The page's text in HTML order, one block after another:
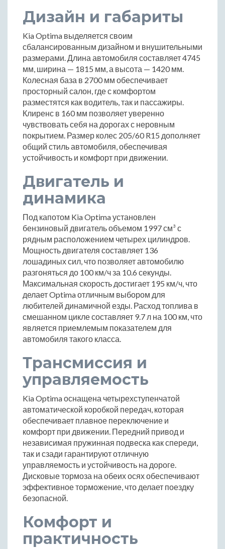
Дизайн и габариты
Kia Optima выделяется своим
сбалансированным дизайном и внушительными
размерами. Длина автомобиля составляет 4745
мм, ширина — 1815 мм, а высота — 1420 мм.
Колесная база в 2700 мм обеспечивает
просторный салон, где с комфортом
разместятся как водитель, так и пассажиры.
Клиренс в 160 мм позволяет уверенно
чувствовать себя на дорогах с неровным
покрытием. Размер колес 205/60 R15 дополняет
общий стиль автомобиля, обеспечивая
устойчивость и комфорт при движении.
Двигатель и
динамика
Под капотом Kia Optima установлен
бензиновый двигатель объемом 1997 см³ с
рядным расположением четырех цилиндров.
Мощность двигателя составляет 136
лошадиных сил, что позволяет автомобилю
разгоняться до 100 км/ч за 10.6 секунды.
Максимальная скорость достигает 195 км/ч, что
делает Optima отличным выбором для
любителей динамичной езды. Расход топлива в
смешанном цикле составляет 9.7 л на 100 км, что
является приемлемым показателем для
автомобиля такого класса.
Трансмиссия и
управляемость
Kia Optima оснащена четырехступенчатой
автоматической коробкой передач, которая
обеспечивает плавное переключение и
комфорт при движении. Передний привод и
независимая пружинная подвеска как спереди,
так и сзади гарантируют отличную
управляемость и устойчивость на дороге.
Дисковые тормоза на обеих осях обеспечивают
эффективное торможение, что делает поездку
безопасной.
Комфорт и
практичность